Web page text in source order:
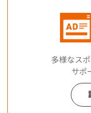
多様なス
サポ